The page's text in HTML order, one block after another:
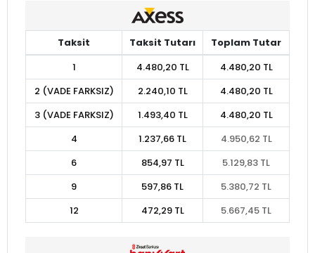
Taksit Taksit Tutarı
Toplam Tutar
1
4.480,20 TL
4.480,20 TL
2 (VADE FARKSIZ)
2.240,10 TL
4.480,20 TL
3 (VADE FARKSIZ)
1.493,40 TL
4.480,20 TL
4
1.237,66 TL
4.950,62 TL
6
854,97 TL
5.129,83 TL
9
597,86 TL
5.380,72 TL
12
472,29 TL 5.667,45 TL